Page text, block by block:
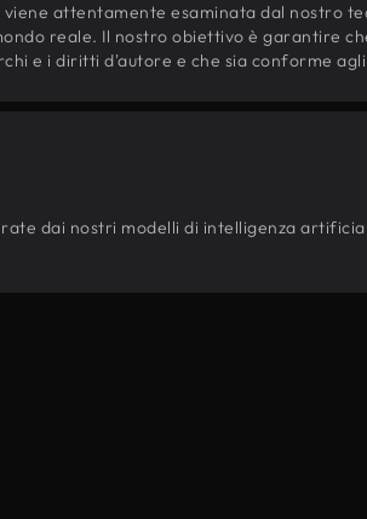
attentamente esaminata dal nostro
reale. Il nostro obiettivo è garantire
e i diritti d'autore e che sia conforme
dai nostri modelli di intelligenza